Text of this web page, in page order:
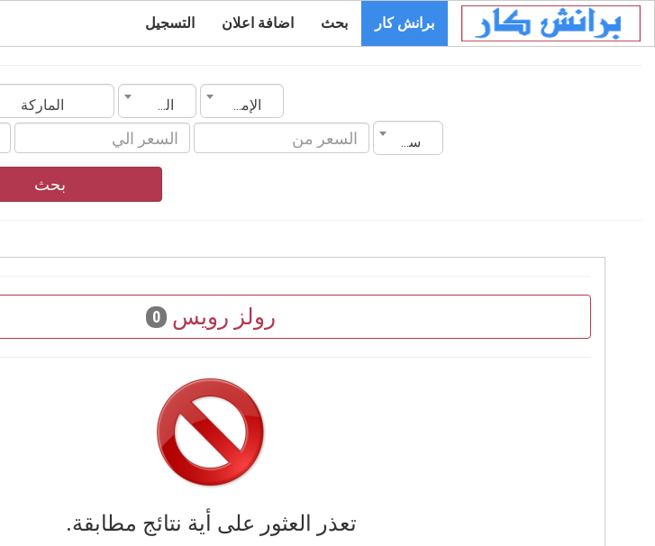
برانش كار بحث اضافة اعلان التسجيل
الإمارات المدينة الماركة
سنة الصنع
بحث
رولز رويس 0
تعذر العثور على أية نتائج مطابقة.